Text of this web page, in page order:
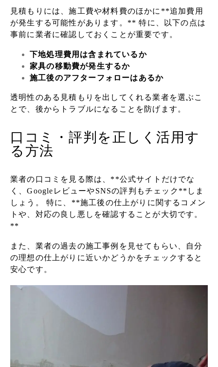
見積もりには、施工費や材料費のほかに**追加費用
が発生する可能性があります。** 特に、以下の点は
事前に業者に確認しておくことが重要です。
下地処理費用は含まれているか
家具の移動費が発生するか
施工後のアフターフォローはあるか
透明性のある見積もりを出してくれる業者を選ぶこ
とで、後からトラブルになることを防げます。
口コミ・評判を正しく活用す
る方法
業者の口コミを見る際は、**公式サイトだけでな
く、GoogleレビューやSNSの評判もチェック**しま
しょう。 特に、**施工後の仕上がりに関するコメン
トや、対応の良し悪しを確認することが大切です。
**
また、業者の過去の施工事例を見せてもらい、自分
の理想の仕上がりに近いかどうかをチェックすると
安心です。